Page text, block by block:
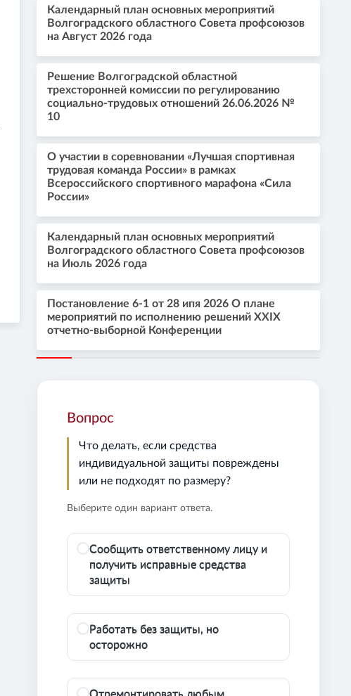
Календарный план основных мероприятий
Волгоградского областного Совета профсоюзов
на Август 2026 года
Решение Волгоградской областной
трехсторонней комиссии по регулированию
социально-трудовых отношений 26.06.2026 №
10
О участии в соревновании «Лучшая спортивная
трудовая команда России» в рамках
Всероссийского спортивного марафона «Сила
России»
Календарный план основных мероприятий
Волгоградского областного Совета профсоюзов
на Июль 2026 года
Постановление 6-1 от 28 ипя 2026 О плане
мероприятий по исполнению решений XXIX
отчетно-выборной Конференции
Вопрос
Что делать, если средства
индивидуальной защиты повреждены
или не подходят по размеру?
Выберите один вариант ответа.
Сообщить ответственному лицу и
получить исправные средства
защиты
Работать без защиты, но
осторожно
Отремонтировать любым